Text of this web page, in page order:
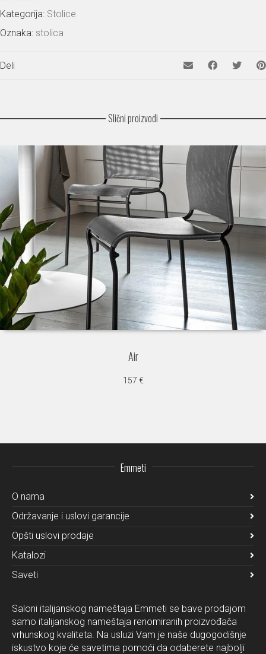
Kategorija: Stolice
Oznaka: stolica
Deli
Slični proizvodi
Air
157 €
Emmeti
O nama
Održavanje i uslovi garancije
Opšti uslovi prodaje
Katalozi
Saveti
Saloni italijanskog nameštaja Emmeti se bave prodajom
samo italijanskog nameštaja renomiranih proizvođača
vrhunskog kvaliteta. Na usluzi Vam je naše dugogodišnje
iskustvo koje će savetima pomoći da odaberete najbolji